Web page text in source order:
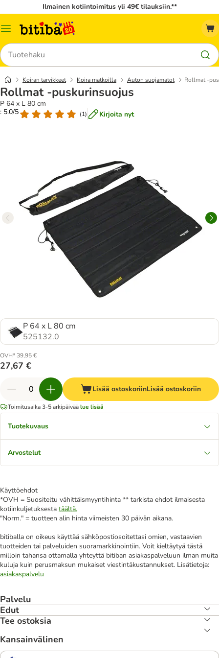
Ilmainen kotiintoimitus yli 49€ tilauksiin.**
Katalogivalikko
Hae
Koiran tarvikkeet Koira matkoilla Auton suojamatot Rollmat -
Rollmat -puskurinsuojus
P 64 x L 80 cm
: 5.0/5
(1) Kirjoita nyt
P 64 x L 80 cm
525132.0
OVH* 39,95 €
27,67 €
Lisää ostoskoriinLisää ostoskoriin
Toimitusaika 3-5 arkipäiväälue lisää
Tuotekuvaus
Arvostelut
Käyttöehdot
*OVH = Suositeltu vähittäismyyntihinta ** tarkista ehdot ilmaisesta
kotiinkuljetuksesta täältä.
"Norm." = tuotteen alin hinta viimeisten 30 päivän aikana.
bitiballa on oikeus käyttää sähköpostiosoitettasi omien, vastaavien
tuotteiden tai palveluiden suoramarkkinointiin. Voit kieltäytyä tästä
milloin tahansa ottamalla yhteyttä bitiban asiakaspalveluun ilman muita
kuluja kuin perusmaksun mukaiset viestintäkustannukset. Lisätietoja:
asiakaspalvelu
Palvelu
Edut
Tee ostoksia
Kansainvälinen